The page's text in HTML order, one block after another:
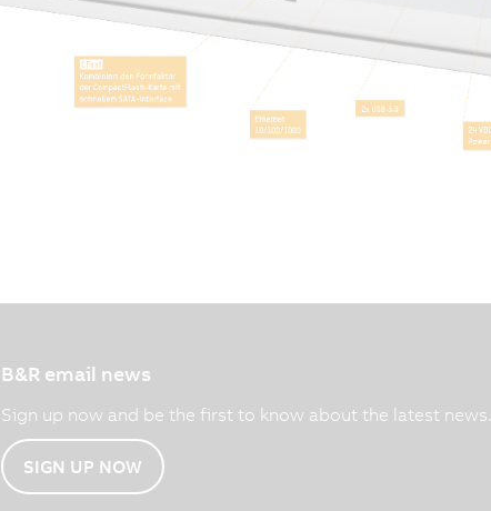
B&R email news
Sign up now and be the first to know about the latest news.
SIGN UP NOW